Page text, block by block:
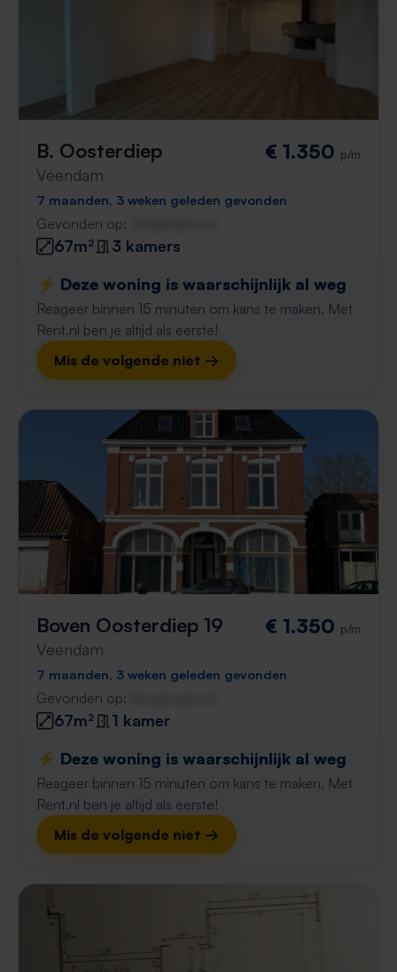
B. Oosterdiep
Veendam
€ 1.350 p/m
7 maanden, 3 weken geleden gevonden
Gevonden op:
67m²
3 kamers
⚡️ Deze woning is waarschijnlijk al weg
Reageer binnen 15 minuten om kans te maken. Met
Rent.nl ben je altijd als eerste!
Mis de volgende niet →
Boven Oosterdiep 19
Veendam
€ 1.350 p/m
7 maanden, 3 weken geleden gevonden
Gevonden op:
67m²
1 kamer
⚡️ Deze woning is waarschijnlijk al weg
Reageer binnen 15 minuten om kans te maken. Met
Rent.nl ben je altijd als eerste!
Mis de volgende niet →